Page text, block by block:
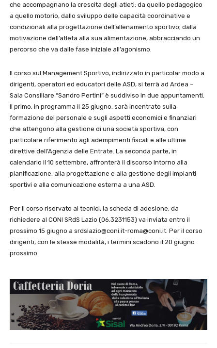
che accompagnano la crescita degli atleti: da quello pedagogico
a quello motorio, dallo sviluppo delle capacità coordinative e
condizionali alla progettazione dell’allenamento sportivo; dalla
motivazione dell’atleta alla sua alimentazione, abbracciando un
percorso che va dalle fase iniziale all’agonismo.
Il corso sul Management Sportivo, indirizzato in particolar modo a
dirigenti, operatori ed educatori delle ASD, si terrà ad Ardea –
Sala Consiliare “Sandro Pertini” è suddiviso in due appuntamenti.
Il primo, in programma il 25 giugno, sarà incentrato sulla
formazione del personale e sugli aspetti economici e finanziari
che attengono alla gestione di una società sportiva, con
particolare riferimento agli adempimenti fiscali e alle ultime
direttive dell’Agenzia delle Entrate. La seconda parte, in
calendario il 10 settembre, affronterà il discorso intorno alla
pianificazione, alla progettazione e alla gestione degli impianti
sportivi e alla comunicazione esterna a una ASD.
Per il corso riservato ai tecnici, la scheda di adesione, da
richiedere al CONI SRdS Lazio (06.3231153) va inviata entro il
prossimo 15 giugno a srdslazio@coni.it-roma@coni.it. Per il corso
dirigenti, con le stesse modalità, i termini scadono il 20 giugno
prossimo.